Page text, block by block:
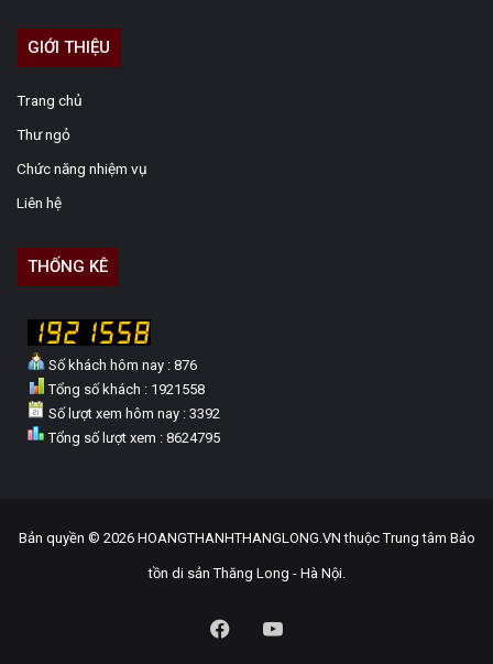
GIỚI THIỆU
Trang chủ
Thư ngỏ
Chức năng nhiệm vụ
Liên hệ
THỐNG KÊ
Số khách hôm nay : 876
Tổng số khách : 1921558
Số lượt xem hôm nay : 3392
Tổng số lượt xem : 8624795
Bản quyền © 2026 HOANGTHANHTHANGLONG.VN thuộc Trung tâm Bảo
tồn di sản Thăng Long - Hà Nội.
Facebook